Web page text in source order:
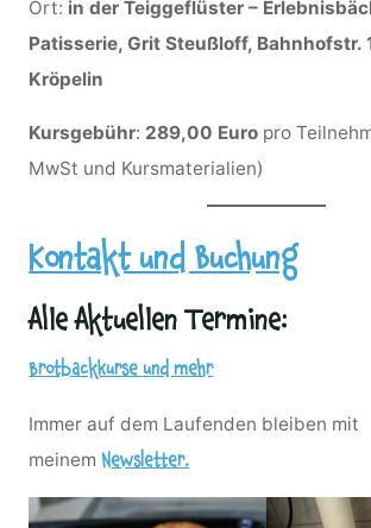
Ort: in der Teiggeflüster –
Patisserie, Grit Steußloff, Bahnhofstr.
Kröpelin
Kursgebühr: 289,00 Euro pro
MwSt und Kursmaterialien)
Kontakt und Buchung
Alle Aktuellen Termine:
Brotbackkurse und mehr
Immer auf dem Laufenden bleiben mit
meinemNewsletter.